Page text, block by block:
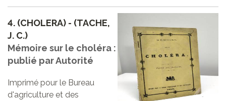
4. (CHOLERA) - (TACHE,
J. C.)
Mémoire sur le choléra :
publié par Autorité
Imprimé pour le Bureau
d'agriculture et des